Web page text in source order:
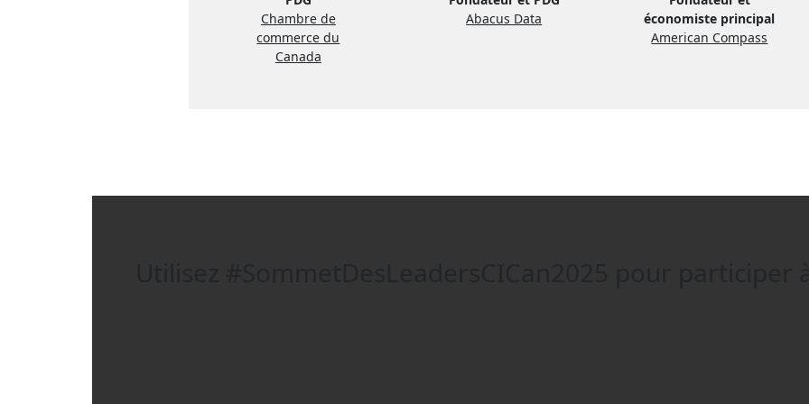
Chambre de
commerce du
Canada
Abacus Data
économiste principal
American Compass